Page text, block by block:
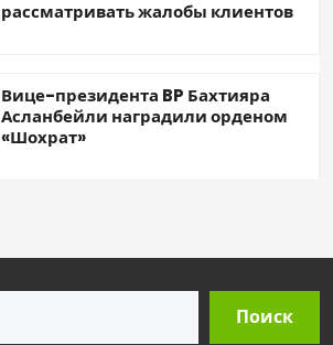
рассматривать жалобы клиентов
Вице-президента BP Бахтияра
Асланбейли наградили орденом
«Шохрат»
Поиск